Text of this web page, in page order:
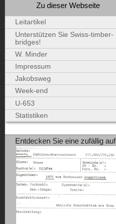
Zu dieser Webseite
Leitartikel
Unterstützen Sie Swiss-timber-
bridges!
W. Minder
Impressum
Jakobsweg
Week-end
U-653
Statistiken
Entdecken Sie eine zufällig